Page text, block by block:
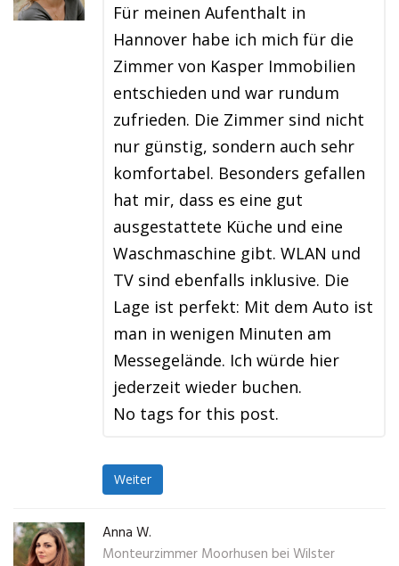
Für meinen Aufenthalt in
Hannover habe ich mich für die
Zimmer von Kasper Immobilien
entschieden und war rundum
zufrieden. Die Zimmer sind nicht
nur günstig, sondern auch sehr
komfortabel. Besonders gefallen
hat mir, dass es eine gut
ausgestattete Küche und eine
Waschmaschine gibt. WLAN und
TV sind ebenfalls inklusive. Die
Lage ist perfekt: Mit dem Auto ist
man in wenigen Minuten am
Messegelände. Ich würde hier
jederzeit wieder buchen.
No tags for this post.
Weiter
Anna W.
Monteurzimmer Moorhusen bei Wilster